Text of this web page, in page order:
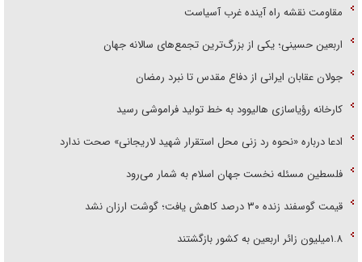
مقاومت نقشه راه آینده غرب آسیاست
اربعین حسینی؛ یکی از بزرگ‌ترین تجمع‌های سالانه جهان
جولان عقابان ایرانی از دفاع مقدس تا نبرد رمضان
کارخانه رؤیاسازی هالیوود به خط تولید فراموشی رسید
ادعا درباره «نحوه رد زنی محل استقرار شهید لاریجانی» صحت ندارد
فلسطین مسئله نخست جهان اسلام به شمار می‌رود
قیمت گوسفند زنده ۳۰ درصد کاهش یافت؛ گوشت ارزان نشد
۱.۸میلیون زائر اربعین به کشور بازگشتند